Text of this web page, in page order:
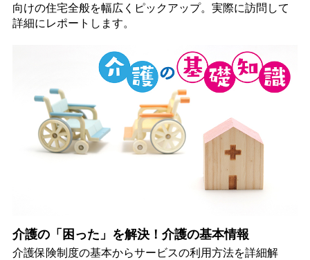
向けの住宅全般を幅広くピックアップ。実際に訪問して
詳細にレポートします。
介護の「困った」を解決！介護の基本情報
介護保険制度の基本からサービスの利用方法を詳細解